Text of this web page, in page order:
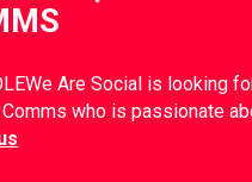
Are Social is looking
Comms who is passionate